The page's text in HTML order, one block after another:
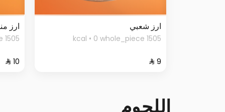
ارز شعبي
1505 kcal • 0 whole_piece
ارز
1505 kcal • 0 whole_piece
اللحوم